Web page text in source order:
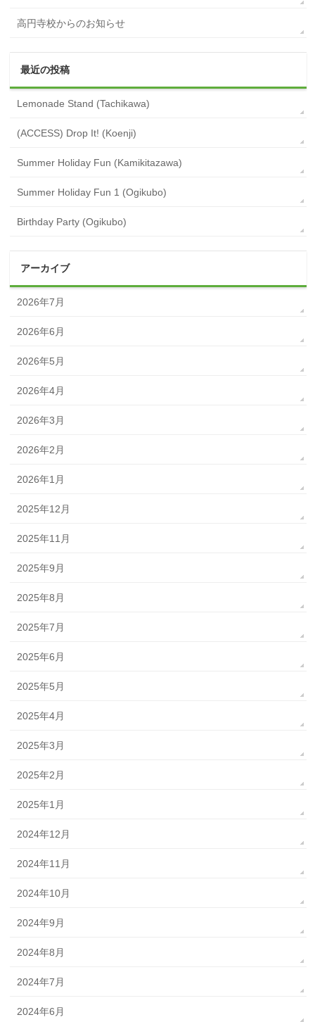
高円寺校からのお知らせ
最近の投稿
Lemonade Stand (Tachikawa)
(ACCESS) Drop It! (Koenji)
Summer Holiday Fun (Kamikitazawa)
Summer Holiday Fun 1 (Ogikubo)
Birthday Party (Ogikubo)
アーカイブ
2026年7月
2026年6月
2026年5月
2026年4月
2026年3月
2026年2月
2026年1月
2025年12月
2025年11月
2025年9月
2025年8月
2025年7月
2025年6月
2025年5月
2025年4月
2025年3月
2025年2月
2025年1月
2024年12月
2024年11月
2024年10月
2024年9月
2024年8月
2024年7月
2024年6月